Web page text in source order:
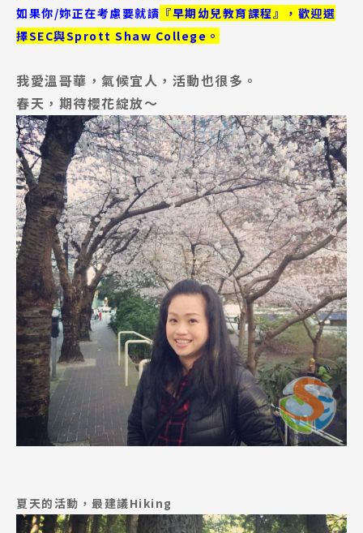
Latest News 最新消息
如果你/妳正在考慮要就讀 『早期幼兒教育課程』，歡迎選
擇SEC與Sprott Shaw College。
我愛溫哥華，氣候宜人，活動也很多。
春天，期待櫻花綻放～
夏天的活動，最建議Hiking